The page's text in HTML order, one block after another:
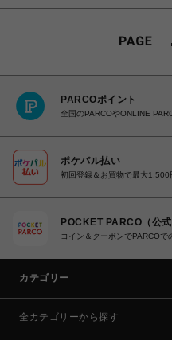
PARCOポイント
全国のPARCOやONLINE
ポケパル払い
初回登録＆お買物で最大1,500
POCKET PARCO（公式
コイン＆クーポンでPARCOで
カテゴリー
全カテゴリーから探す